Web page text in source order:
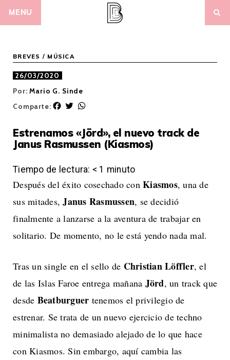
MENU
BREVES / MÚSICA
26/03/2020
Por:Mario G. Sinde
Comparte:
F
e
b
o
T
t
t
r
t
s
p
Estrenamos «Jörd», el nuevo track de
Janus Rasmussen (Kiasmos)
Tiempo de lectura: < 1 minuto
Después del éxito cosechado con Kiasmos, una de
sus mitades,Janus Rasmussen, se decidió
finalmente a lanzarse a la aventura de trabajar en
solitario. De momento, no le está yendo nada mal.
Tras un single en el sello de Christian Löffler, el
de las Islas Faroe entrega mañana Jörd, un track que
desde Beatburguer tenemos el privilegio de
estrenar. Se trata de un nuevo ejercicio de techno
minimalista no demasiado alejado de lo que hace
con Kiasmos. Sin embargo, aquí cambia las